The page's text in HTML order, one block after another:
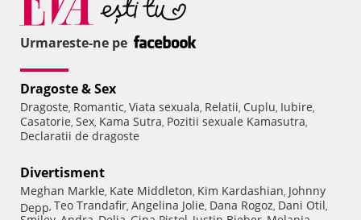
Urmareste-ne pe
Dragoste & Sex
Dragoste, Romantic, Viata sexuala, Relatii, Cuplu, Iubire,
Casatorie, Sex, Kama Sutra, Pozitii sexuale Kamasutra,
Declaratii de dragoste
Divertisment
Meghan Markle, Kate Middleton, Kim Kardashian, Johnny
Depp, Teo Trandafir, Angelina Jolie, Dana Rogoz, Dani Otil,